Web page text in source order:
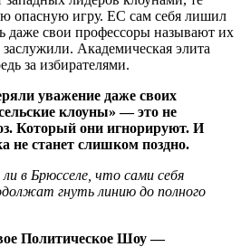
опасную игру. ЕС сам себя лишил
даже свои профессоры называют их
Академическая элита
за избирателями.
уважение даже своих
клоуны» — это не
Который они игнорируют. И
не станет слишком поздно.
в Брюсселе, что сами себя
гнуть линию до полного
Политическое Шоу —